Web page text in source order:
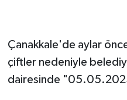
Çanakkale'de aylar
çiftler nedeniyle
dairesinde
Tarım ve Ekonomi
Teknoloji